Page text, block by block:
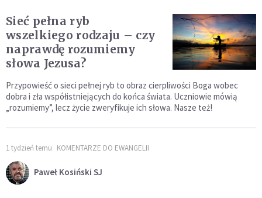
Sieć pełna ryb
wszelkiego rodzaju – czy
naprawdę rozumiemy
słowa Jezusa?
Przypowieść o sieci pełnej ryb to obraz cierpliwości Boga wobec
dobra i zła współistniejących do końca świata. Uczniowie mówią
„rozumiemy”, lecz życie zweryfikuje ich słowa. Nasze też!
1 tydzień temu KOMENTARZE DO EWANGELII
Paweł Kosiński SJ